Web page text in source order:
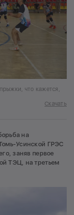
что кажется,
Скачать
на
Усинской ГРЭС
заняв первое
ТЭЦ, на третьем